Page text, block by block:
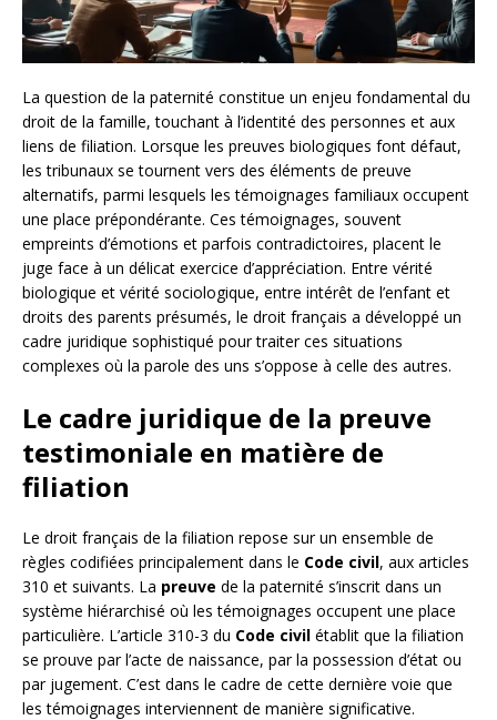
La question de la paternité constitue un enjeu fondamental du
droit de la famille, touchant à l’identité des personnes et aux
liens de filiation. Lorsque les preuves biologiques font défaut,
les tribunaux se tournent vers des éléments de preuve
alternatifs, parmi lesquels les témoignages familiaux occupent
une place prépondérante. Ces témoignages, souvent
empreints d’émotions et parfois contradictoires, placent le
juge face à un délicat exercice d’appréciation. Entre vérité
biologique et vérité sociologique, entre intérêt de l’enfant et
droits des parents présumés, le droit français a développé un
cadre juridique sophistiqué pour traiter ces situations
complexes où la parole des uns s’oppose à celle des autres.
Le cadre juridique de la preuve
testimoniale en matière de
filiation
Le droit français de la filiation repose sur un ensemble de
règles codifiées principalement dans le Code civil, aux articles
310 et suivants. La preuve de la paternité s’inscrit dans un
système hiérarchisé où les témoignages occupent une place
particulière. L’article 310-3 du Code civil établit que la filiation
se prouve par l’acte de naissance, par la possession d’état ou
par jugement. C’est dans le cadre de cette dernière voie que
les témoignages interviennent de manière significative.